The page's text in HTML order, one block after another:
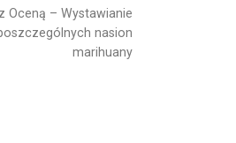
Oceną – Wystawianie
nasion
marihuany